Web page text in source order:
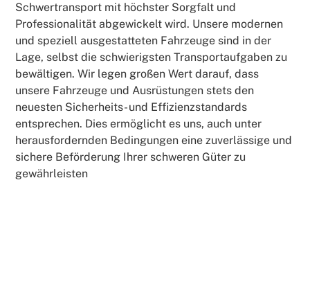
Schwertransport mit höchster Sorgfalt und
Professionalität abgewickelt wird. Unsere modernen
und speziell ausgestatteten Fahrzeuge sind in der
Lage, selbst die schwierigsten Transportaufgaben zu
bewältigen. Wir legen großen Wert darauf, dass
unsere Fahrzeuge und Ausrüstungen stets den
neuesten Sicherheits- und Effizienzstandards
entsprechen. Dies ermöglicht es uns, auch unter
herausfordernden Bedingungen eine zuverlässige und
sichere Beförderung Ihrer schweren Güter zu
gewährleisten